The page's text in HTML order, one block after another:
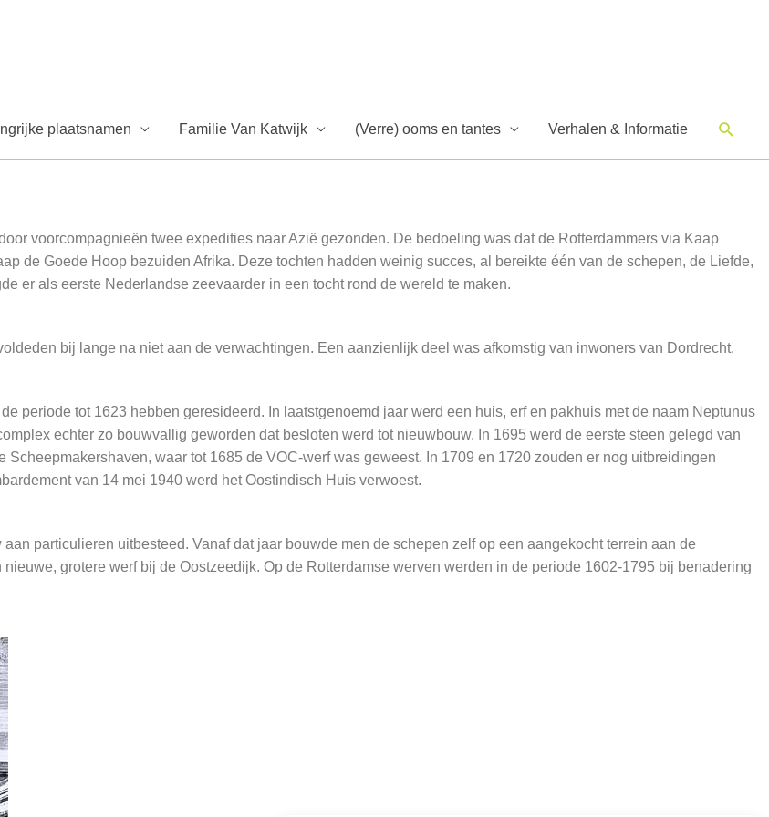
plaatsnamen Familie Van Katwijk (Verre) ooms en tantes Verhalen & Informatie
voorcompagnieën twee expedities naar Azië gezonden. De bedoeling was dat de Rotterdammers via Kaap
de Goede Hoop bezuiden Afrika. Deze tochten hadden weinig succes, al bereikte één van de schepen, de Liefde,
er als eerste Nederlandse zeevaarder in een tocht rond de wereld te maken.
bij lange na niet aan de verwachtingen. Een aanzienlijk deel was afkomstig van inwoners van Dordrecht.
periode tot 1623 hebben geresideerd. In laatstgenoemd jaar werd een huis, erf en pakhuis met de naam Neptunus
echter zo bouwvallig geworden dat besloten werd tot nieuwbouw. In 1695 werd de eerste steen gelegd van
waar tot 1685 de VOC-werf was geweest. In 1709 en 1720 zouden er nog uitbreidingen
van 14 mei 1940 werd het Oostindisch Huis verwoest.
particulieren uitbesteed. Vanaf dat jaar bouwde men de schepen zelf op een aangekocht terrein aan de
grotere werf bij de Oostzeedijk. Op de Rotterdamse werven werden in de periode 1602-1795 bij benadering